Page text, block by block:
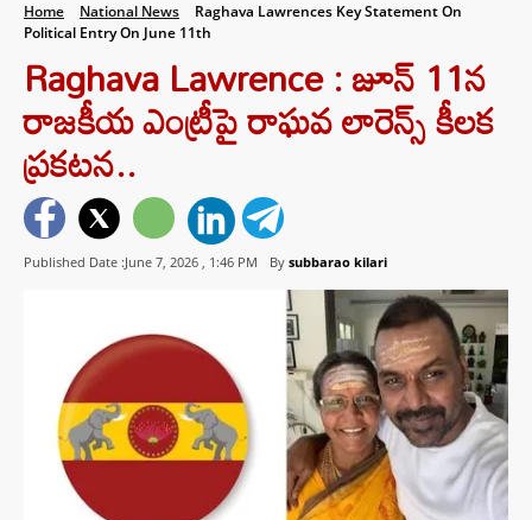
Home National News
Raghava Lawrences Key Statement On
Political Entry On June 11th
Raghava Lawrence : జూన్ 11న
రాజకీయ ఎంట్రీపై రాఘవ లారెన్స్ కీలక
ప్రకటన..
Published Date :June 7, 2026 , 1:46 PM By subbarao kilari